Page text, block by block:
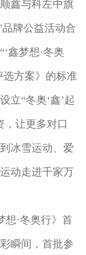
鑫与科左中旗
品牌公益活动合
鑫梦想·冬奥
选方案》的标准
立“冬奥‘鑫’起
，让更多对口
冰雪运动、爱
动走进千家万
想·冬奥行》首
瞬间，首批参